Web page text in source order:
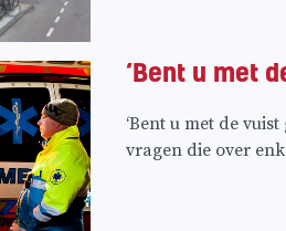
‘Bent u met
‘Bent u met de
vragen die over